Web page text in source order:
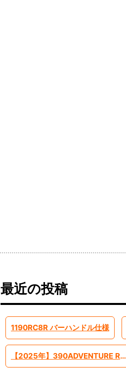
最近の投稿
1190RC8R バーハンドル仕様
【2025年】390ADVENTURE R ローシャーシモデル【-45mm】